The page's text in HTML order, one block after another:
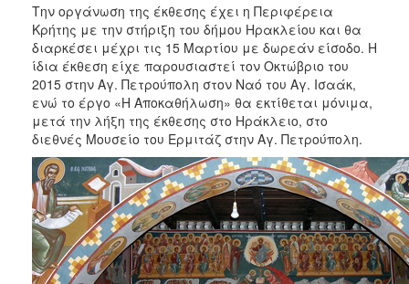
Την οργάνωση της έκθεσης έχει η Περιφέρεια
Κρήτης με την στήριξη του δήμου Ηρακλείου και θα
διαρκέσει μέχρι τις 15 Μαρτίου με δωρεάν είσοδο. Η
ίδια έκθεση είχε παρουσιαστεί τον Οκτώβριο του
2015 στην Αγ. Πετρούπολη στον Ναό του Αγ. Ισαάκ,
ενώ το έργο «Η Αποκαθήλωση» θα εκτίθεται μόνιμα,
μετά την λήξη της έκθεσης στο Ηράκλειο, στο
διεθνές Μουσείο του Ερμιτάζ στην Αγ. Πετρούπολη.